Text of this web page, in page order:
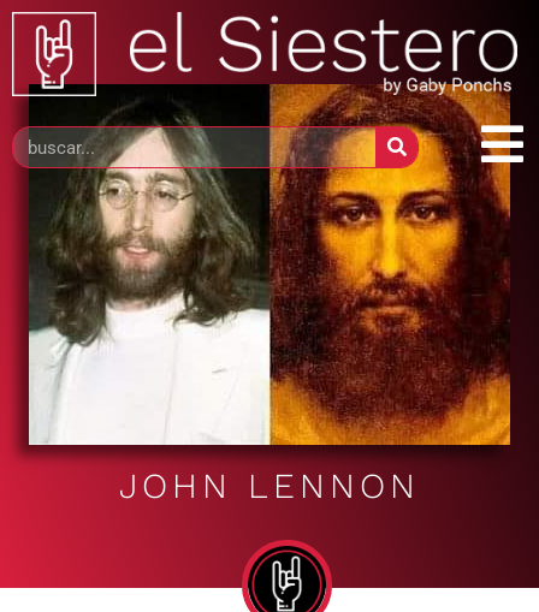
JOHN LENNON